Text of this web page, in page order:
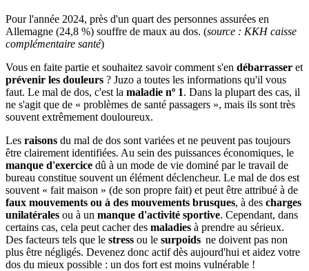
Pour l'année 2024, près d'un quart des personnes assurées en
Allemagne (24,8 %) souffre de maux au dos. (source : KKH caisse
complémentaire santé)
Vous en faite partie et souhaitez savoir comment s'en débarrasser et
prévenir les douleurs ? Juzo a toutes les informations qu'il vous
faut. Le mal de dos, c'est la maladie nº 1. Dans la plupart des cas, il
ne s'agit que de « problèmes de santé passagers », mais ils sont très
souvent extrêmement douloureux.
Les raisons du mal de dos sont variées et ne peuvent pas toujours
être clairement identifiées. Au sein des puissances économiques, le
manque d'exercice dû à un mode de vie dominé par le travail de
bureau constitue souvent un élément déclencheur. Le mal de dos est
souvent « fait maison » (de son propre fait) et peut être attribué à de
faux mouvements ou à des mouvements brusques, à des charges
unilatérales ou à un manque d'activité sportive. Cependant, dans
certains cas, cela peut cacher des maladies à prendre au sérieux.
Des facteurs tels que le stress ou le surpoids ne doivent pas non
plus être négligés. Devenez donc actif dès aujourd'hui et aidez votre
dos du mieux possible : un dos fort est moins vulnérable !